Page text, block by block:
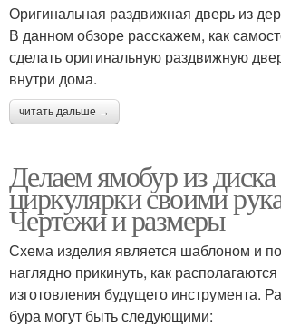
Оригинальная раздвижная дверь из
В данном обзоре расскажем, как
сделать оригинальную раздвижную
внутри дома.
читать дальше →
Делаем ямобур из диска
циркулярки своими
Чертежи и размеры
Схема изделия является шаблоном и
наглядно прикинуть, как
изготовления будущего инструмента.
бура могут быть следующими: